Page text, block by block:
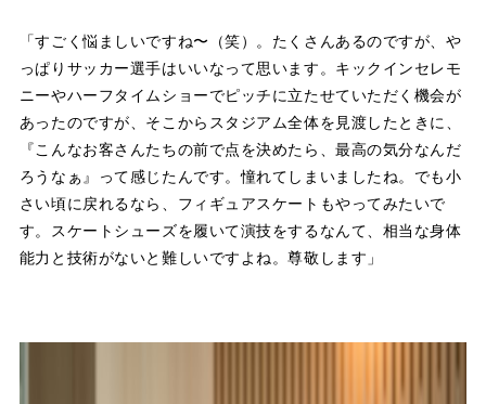
「すごく悩ましいですね〜（笑）。たくさんあるのですが、や
っぱりサッカー選手はいいなって思います。キックインセレモ
ニーやハーフタイムショーでピッチに立たせていただく機会が
あったのですが、そこからスタジアム全体を見渡したときに、
『こんなお客さんたちの前で点を決めたら、最高の気分なんだ
ろうなぁ』って感じたんです。憧れてしまいましたね。でも小
さい頃に戻れるなら、フィギュアスケートもやってみたいで
す。スケートシューズを履いて演技をするなんて、相当な身体
能力と技術がないと難しいですよね。尊敬します」